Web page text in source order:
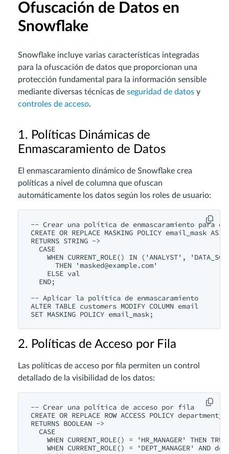
Ofuscación de Datos en
Snowflake
Snowflake incluye varias características integradas
para la ofuscación de datos que proporcionan una
protección fundamental para la información sensible
mediante diversas técnicas de seguridad de datos y
controles de acceso.
1. Políticas Dinámicas de
Enmascaramiento de Datos
El enmascaramiento dinámico de Snowflake crea
políticas a nivel de columna que ofuscan
automáticamente los datos según los roles de usuario:
-- Crear una política de enmascaramiento para
CREATE OR REPLACE MASKING POLICY email_mask
RETURNS STRING ->
  CASE
WHEN CURRENT_ROLE() IN ('ANALYST',
      THEN '
masked@example.com'
    ELSE val
  END;
-- Aplicar la política de enmascaramiento
ALTER TABLE customers MODIFY COLUMN email
2. Políticas de Acceso por Fila
Las políticas de acceso por fila permiten un control
detallado de la visibilidad de los datos:
-- Crear una política de acceso por fila
CREATE OR REPLACE ROW ACCESS POLICY
RETURNS BOOLEAN ->
  CASE
    WHEN CURRENT_ROLE() = 'HR_MANAGER' THEN TRUE
WHEN CURRENT_ROLE() = 'DEPT_MANAGER' AND